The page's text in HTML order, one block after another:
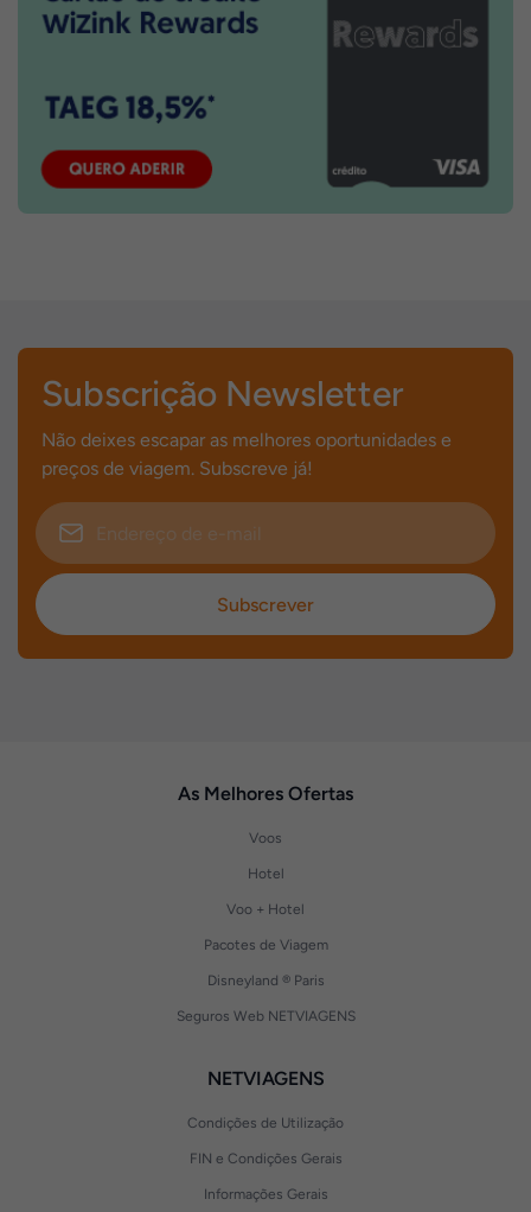
Subscrição Newsletter
Não deixes escapar as melhores oportunidades e
preços de viagem. Subscreve já!
Subscrever
As Melhores Ofertas
Voos
Hotel
Voo + Hotel
Pacotes de Viagem
Disneyland ® Paris
Seguros Web NETVIAGENS
NETVIAGENS
Condições de Utilização
FIN e Condições Gerais
Informações Gerais